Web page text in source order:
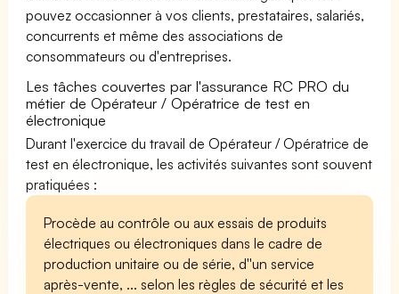
pouvez occasionner à vos clients, prestataires, salariés,
concurrents et même des associations de
consommateurs ou d'entreprises.
Les tâches couvertes par l'assurance RC PRO du
métier de Opérateur / Opératrice de test en
électronique
Durant l'exercice du travail de Opérateur / Opératrice de
test en électronique, les activités suivantes sont souvent
pratiquées :
Procède au contrôle ou aux essais de produits
électriques ou électroniques dans le cadre de
production unitaire ou de série, d''un service
après-vente, ... selon les règles de sécurité et les